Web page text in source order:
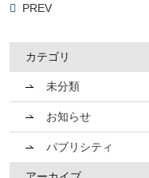
PREV
カテゴリ
未分類
お知らせ
パブリシティ